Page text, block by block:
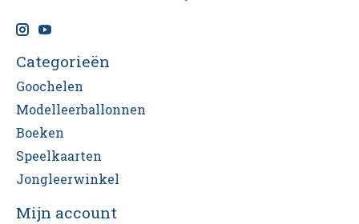
Categorieën
Goochelen
Modelleerballonnen
Boeken
Speelkaarten
Jongleerwinkel
Mijn account